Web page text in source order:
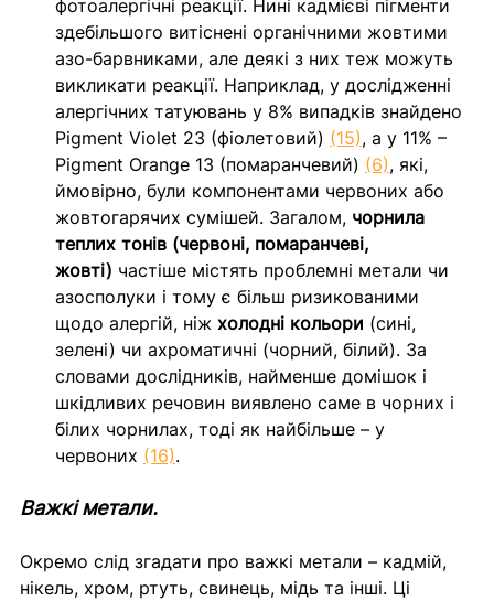
фотоалергічні реакції. Нині кадмієві пігменти
здебільшого витіснені органічними жовтими
азо-барвниками, але деякі з них теж можуть
викликати реакції. Наприклад, у дослідженні
алергічних татуювань у 8% випадків знайдено
Pigment Violet 23 (фіолетовий) (15), а у 11% –
Pigment Orange 13 (помаранчевий) (6), які,
ймовірно, були компонентами червоних або
жовтогарячих сумішей. Загалом, чорнила
теплих тонів (червоні, помаранчеві,
жовті) частіше містять проблемні метали чи
азосполуки і тому є більш ризикованими
щодо алергій, ніж холодні кольори (сині,
зелені) чи ахроматичні (чорний, білий). За
словами дослідників, найменше домішок і
шкідливих речовин виявлено саме в чорних і
білих чорнилах, тоді як найбільше – у
червоних (16).
Важкі метали.
Окремо слід згадати про важкі метали – кадмій,
нікель, хром, ртуть, свинець, мідь та інші. Ці